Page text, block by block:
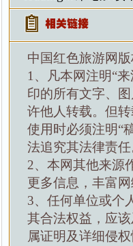
中国红色旅游网版
1、凡本网注明“
印的所有文字、
许他人转载。但
使用时必须注明“
法追究其法律责任
2、本网其他来源
更多信息，丰富
3、任何单位或个
其合法权益，应
属证明及详细侵